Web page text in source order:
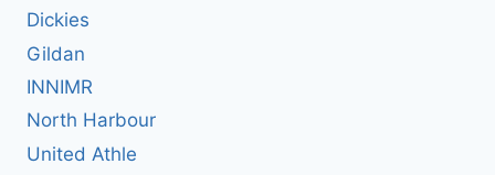
Dickies
Gildan
INNIMR
North Harbour
United Athle